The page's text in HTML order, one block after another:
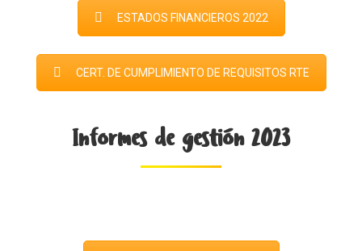
ESTADOS FINANCIEROS 2022
CERT. DE CUMPLIMIENTO DE REQUISITOS RTE
Informes de gestión 2023